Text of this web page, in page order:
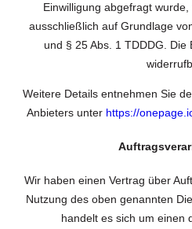
Einwilligung abgefragt
ausschließlich auf Grundlage
und § 25 Abs. 1 TDDDG. Die
Weitere Details entnehmen Sie
Anbieters unter https://
Wir haben einen Vertrag über
Nutzung des oben genannten
handelt es sich um einen